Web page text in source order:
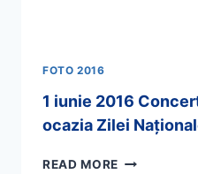
FOTO 2016
1 iunie 2016
ocazia Zilei
READ MORE